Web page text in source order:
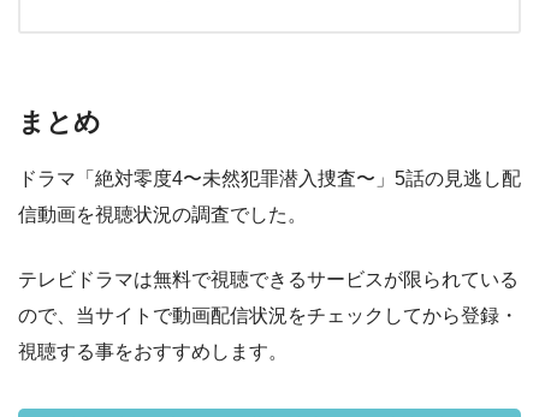
まとめ
ドラマ「絶対零度4〜未然犯罪潜入捜査〜」5話の見逃し配
信動画を視聴状況の調査でした。
テレビドラマは無料で視聴できるサービスが限られている
ので、当サイトで動画配信状況をチェックしてから登録・
視聴する事をおすすめします。